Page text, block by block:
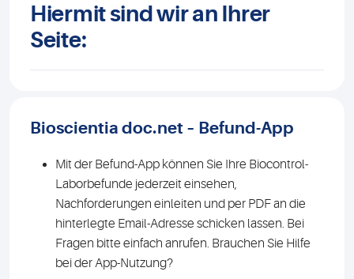
Hiermit sind wir an Ihrer
Seite:
Bioscientia doc.net – Befund-App
Mit der Befund-App können Sie Ihre Biocontrol-
Laborbefunde jederzeit einsehen,
Nachforderungen einleiten und per PDF an die
hinterlegte Email-Adresse schicken lassen. Bei
Fragen bitte einfach anrufen. Brauchen Sie Hilfe
bei der App-Nutzung?